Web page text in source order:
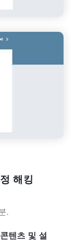
해킹
.
텐츠 및 설